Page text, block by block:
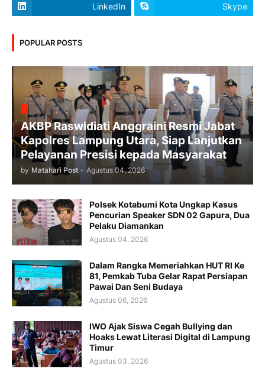
LinkedIn Skype
POPULAR POSTS
AKBP Raswidiati Anggraini Resmi Jabat
Kapolres Lampung Utara, Siap Lanjutkan
Pelayanan Presisi kepada Masyarakat
by Matahari Post - Agustus 04, 2026
Polsek Kotabumi Kota Ungkap Kasus
Pencurian Speaker SDN 02 Gapura, Dua
Pelaku Diamankan
Agustus 04, 2026
Dalam Rangka Memeriahkan HUT RI Ke
81, Pemkab Tuba Gelar Rapat Persiapan
Pawai Dan Seni Budaya
Agustus 06, 2026
IWO Ajak Siswa Cegah Bullying dan
Hoaks Lewat Literasi Digital di Lampung
Timur
Agustus 03, 2026